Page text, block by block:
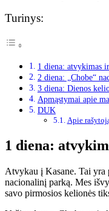
Turinys:
1 diena: atvykimas
2 diena: „Chobe“
3 diena: Dienos
Apmąstymai apie
DUK
Apie
1 diena:
Atvykau į Kasane. Tai yra
nacionalinį parką. Mes
savo pirmosios kelionės